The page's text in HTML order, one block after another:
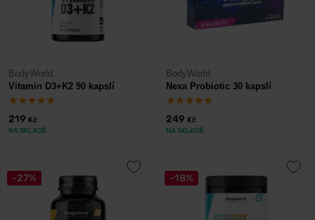
BodyWorld
Vitamin D3+K2 90 kapslí
219 Kč
NA SKLADĚ
BodyWorld
Nexa Probiotic 30 kapslí
249 Kč
NA SKLADĚ
-27% -18%